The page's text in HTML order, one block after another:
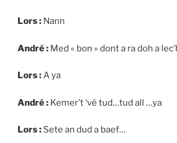
Lors : Nann
André : Med « bon » dont a ra doh a
Lors :A ya
André : Kemer’t ‘vé tud…tud all …ya
Lors : Sete an dud a baef…